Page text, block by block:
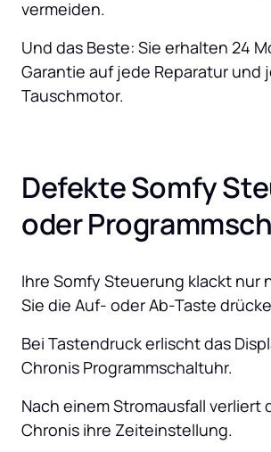
vermeiden.
Und das Beste: Sie erhalten 24
Garantie auf jede Reparatur und
Tauschmotor.
Defekte Somfy
oder
Ihre Somfy Steuerung klackt nur
Sie die Auf- oder Ab-Taste
Bei Tastendruck erlischt das
Chronis Programmschaltuhr.
Nach einem Stromausfall verliert
Chronis ihre Zeiteinstellung.